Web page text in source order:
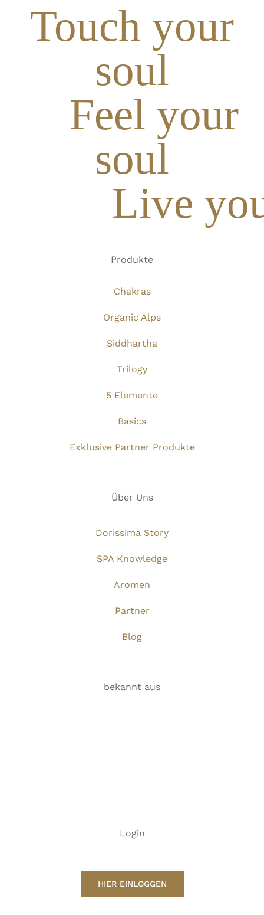
Touch your
soul
Feel your
soul
Live
Produkte
Chakras
Organic Alps
Siddhartha
Trilogy
5 Elemente
Basics
Exklusive Partner Produkte
Über Uns
Dorissima Story
SPA Knowledge
Aromen
Partner
Blog
bekannt aus
Login
HIER EINLOGGEN